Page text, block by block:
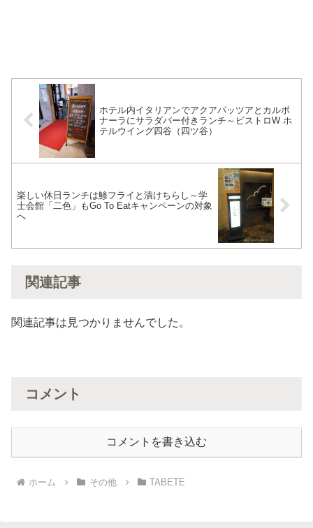
ホテル内イタリアンでアクアパッツアとカルボ
ナーラにサラダバー付きランチ～ビストロW ホ
テルウイング四谷（四ツ谷）
楽しい休日ランチは鯵フライと漬けちらし～学
士会館「二色」もGo To Eatキャンペーンの対象
へ
関連記事
関連記事は見つかりませんでした。
コメント
コメントを書き込む
ホーム その他 TABETE